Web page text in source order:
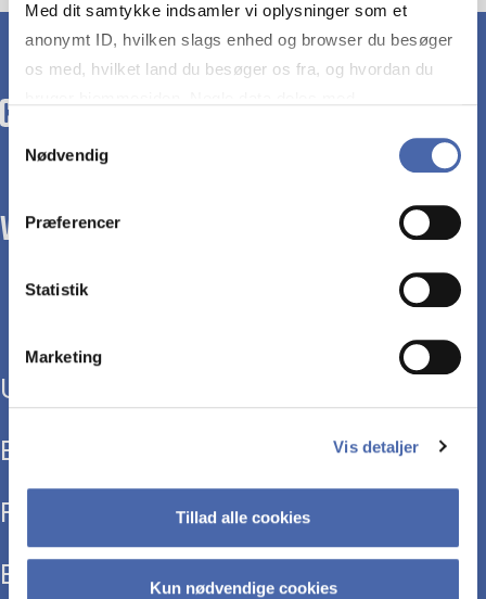
Med dit samtykke indsamler vi oplysninger som et
anonymt ID, hvilken slags enhed og browser du besøger
os med, hvilket land du besøger os fra, og hvordan du
markedsføring. Du bestemmer selv - og kan altid trække
Samtykkevalg
Nødvendig
Præferencer
Statistik
Marketing
Vis detaljer
Tillad alle cookies
Kun nødvendige cookies
WE TRANSFORM SOCIETY WITH BUSINESS.
Uddannelser
Efteruddannelse
Forskning
Bibliotek